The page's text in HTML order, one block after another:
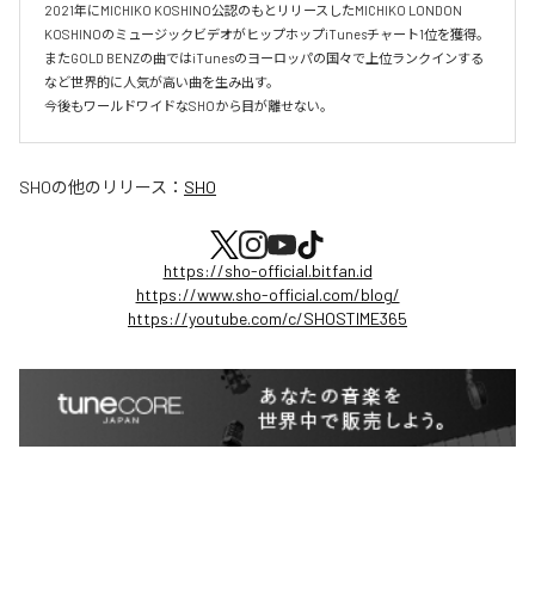
2021年にMICHIKO KOSHINO公認のもとリリースしたMICHIKO LONDON
KOSHINOのミュージックビデオがヒップホップiTunesチャート1位を獲得。
またGOLD BENZの曲ではiTunesのヨーロッパの国々で上位ランクインする
など世界的に人気が高い曲を生み出す。
今後もワールドワイドなSHOから目が離せない。
SHOの他のリリース： SHO
https://sho-official.bitfan.id
https://www.sho-official.com/blog/
https://youtube.com/c/SHOSTIME365